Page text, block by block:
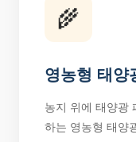
🌾
영농형 태양
농지 위에 태양광
하는 영농형 태양